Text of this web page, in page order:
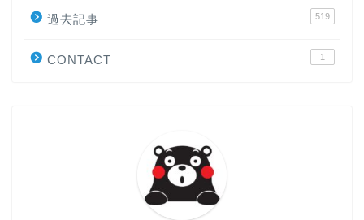
過去記事 519
CONTACT 1
大学入試英語対策講座
英語名言・格言・カッコい
い英語＆素敵な英文フレー